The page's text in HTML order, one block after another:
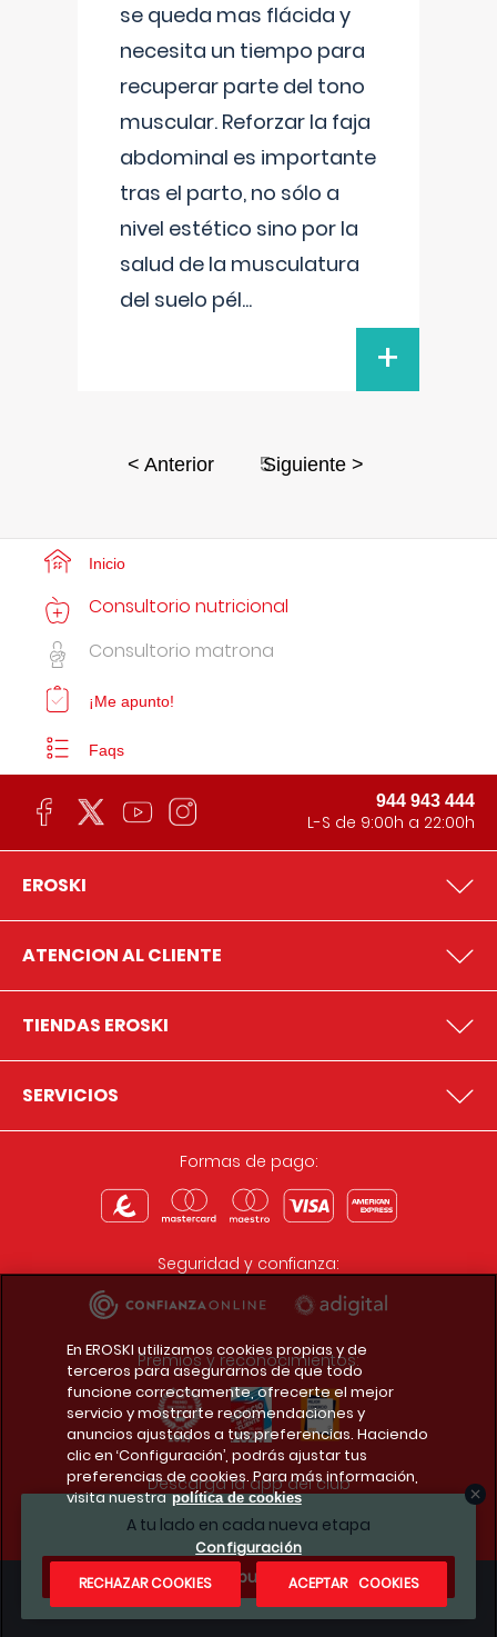
se queda mas flácida y
necesita un tiempo para
recuperar parte del tono
muscular. Reforzar la faja
abdominal es importante
tras el parto, no sólo a
nivel estético sino por la
salud de la musculatura
del suelo pél...
+
< Anterior 5
Siguiente >
A tu lado en cada nueva etapa
¿Te apuntas?
Inicio
Consultorio nutricional
Consultorio matrona
¡Me apunto!
Faqs
944 943 444
L-S de 9:00h a 22:00h
EROSKI
ATENCION AL CLIENTE
TIENDAS EROSKI
SERVICIOS
Formas de pago:
Seguridad y confianza:
Premios y reconocimientos:
Descarga la app del club
Condiciones legales
En EROSKI utilizamos cookies propias y de
terceros para asegurarnos de que todo
funcione correctamente, ofrecerte el mejor
servicio y mostrarte recomendaciones y
anuncios ajustados a tus preferencias. Haciendo
clic en ‘Configuración’, podrás ajustar tus
preferencias de cookies. Para más información,
visita nuestra política de cookies
Configuración
RECHAZAR COOKIES
ACEPTAR COOKIES